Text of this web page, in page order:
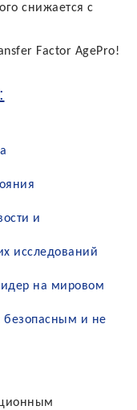
снижается с
Factor AgePro!
и
исследований
на мировом
безопасным и не